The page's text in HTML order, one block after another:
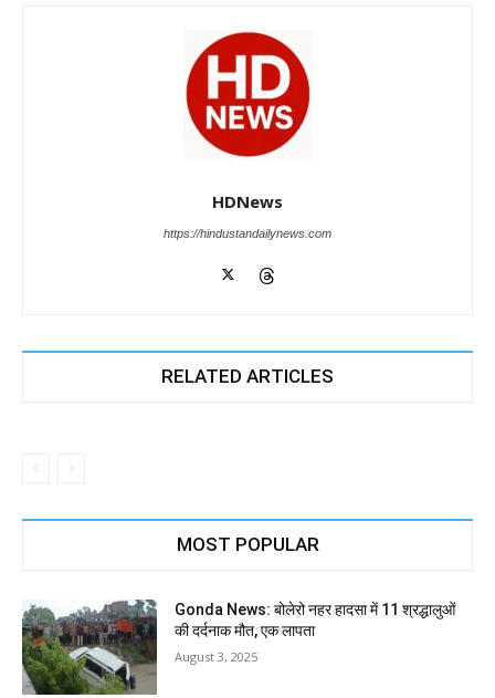
HDNews
https://hindustandailynews.com
RELATED ARTICLES
MOST POPULAR
Gonda News: बोलेरो नहर हादसा में 11 श्रद्धालुओं
की दर्दनाक मौत, एक लापता
August 3, 2025